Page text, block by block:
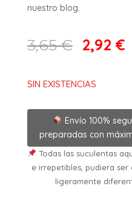
nuestro blog.
3,65€ 2,92 €
SIN EXISTENCIAS
Envío 100%
preparadas con
Todas las suculentas
e irrepetibles, pudiera
ligeramente